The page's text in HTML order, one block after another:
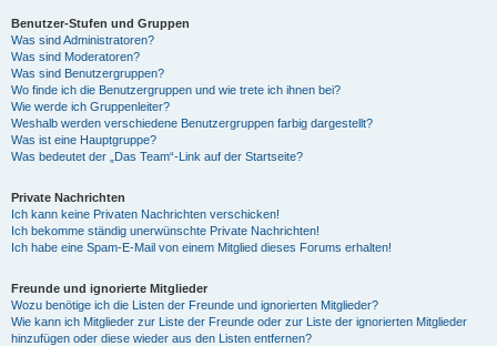
Benutzer-Stufen und Gruppen
Was sind Administratoren?
Was sind Moderatoren?
Was sind Benutzergruppen?
Wo finde ich die Benutzergruppen und wie trete ich ihnen bei?
Wie werde ich Gruppenleiter?
Weshalb werden verschiedene Benutzergruppen farbig dargestellt?
Was ist eine Hauptgruppe?
Was bedeutet der „Das Team“-Link auf der Startseite?
Private Nachrichten
Ich kann keine Privaten Nachrichten verschicken!
Ich bekomme ständig unerwünschte Private Nachrichten!
Ich habe eine Spam-E-Mail von einem Mitglied dieses Forums erhalten!
Freunde und ignorierte Mitglieder
Wozu benötige ich die Listen der Freunde und ignorierten Mitglieder?
Wie kann ich Mitglieder zur Liste der Freunde oder zur Liste der ignorierten Mitglieder
hinzufügen oder diese wieder aus den Listen entfernen?